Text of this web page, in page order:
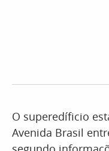
O superedíficio
Avenida Brasil